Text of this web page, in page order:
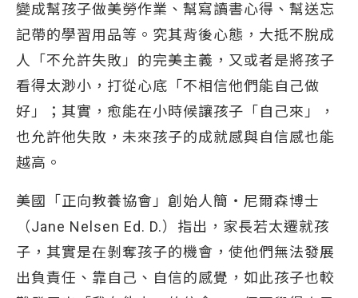
變成幫孩子做美勞作業、幫寫讀書心得、幫送忘
記帶的學習用品等。究其背後心態，大抵不脫成
人「不允許失敗」的完美主義，又或者是將孩子
看得太渺小，打從心底「不相信他們能自己做
好」；其實，愈能在小時候讓孩子「自己來」，
也允許他失敗，未來孩子的成就感與自信感也能
越高。
美國「正向教養協會」創始人簡・尼爾森博士
（Jane Nelsen Ed. D.）指出，家長若太遷就孩
子，其實是在剝奪孩子的機會，使他們無法發展
出負責任、靠自己、自信的感覺，如此孩子也較